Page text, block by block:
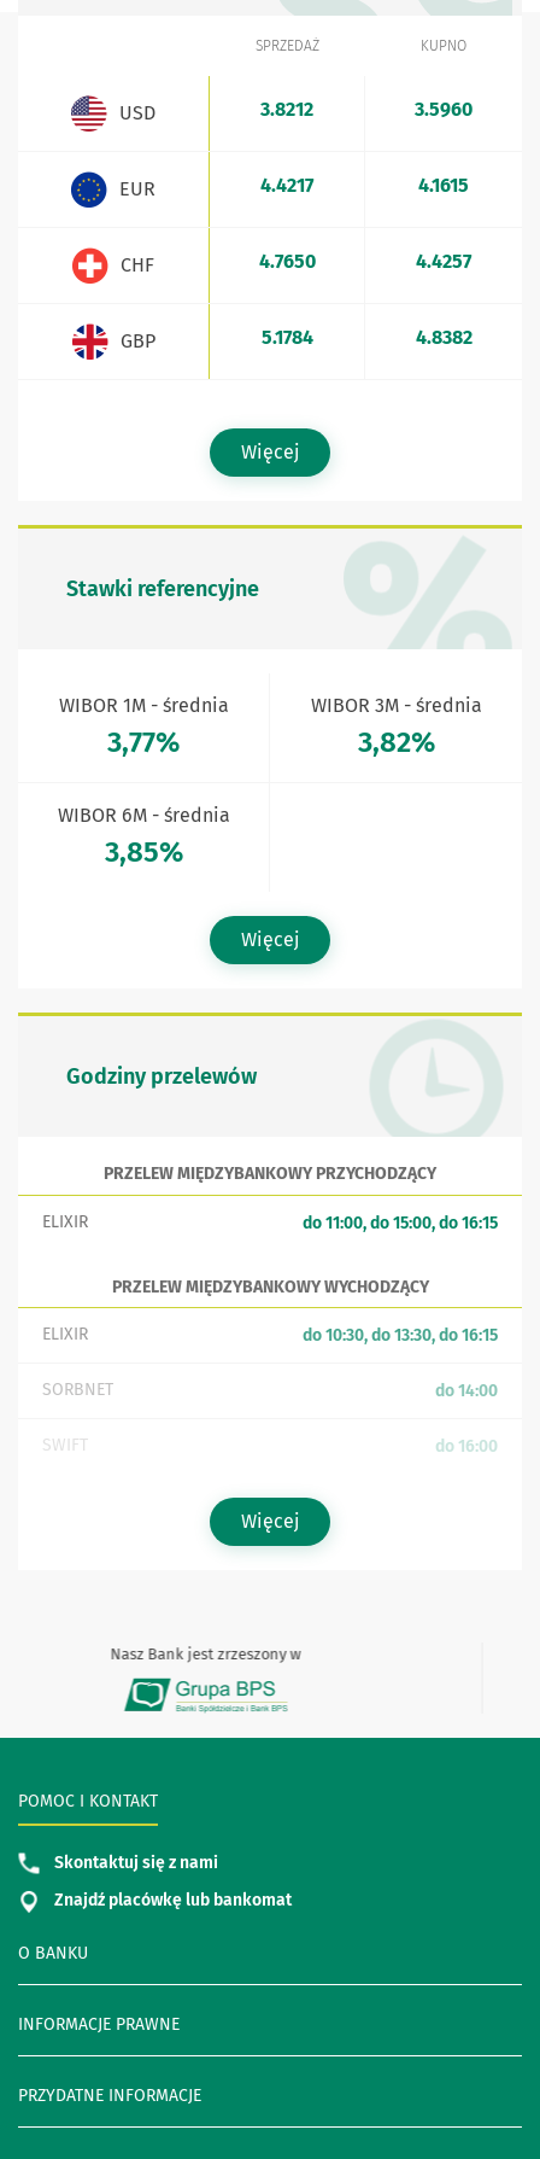
SPRZEDAŻ KUPNO
USD 3.8212 3.5960
EUR 4.4217 4.1615
CHF 4.7650 4.4257
GBP 5.1784 4.8382
Więcej
Stawki referencyjne
WIBOR 1M - średnia
3,77%
WIBOR 3M - średnia
3,82%
WIBOR 6M - średnia
3,85%
Więcej
Godziny przelewów
PRZELEW MIĘDZYBANKOWY PRZYCHODZĄCY
ELIXIR do 11:00, do 15:00, do 16:15
PRZELEW MIĘDZYBANKOWY WYCHODZĄCY
ELIXIR do 10:30, do 13:30, do 16:15
SORBNET do 14:00
SWIFT do 16:00
Więcej
Nasz Bank jest zrzeszony w
O BANKU
INFORMACJE PRAWNE
PRZYDATNE INFORMACJE
POMOC I KONTAKT
Skontaktuj się z nami
Znajdź placówkę lub bankomat